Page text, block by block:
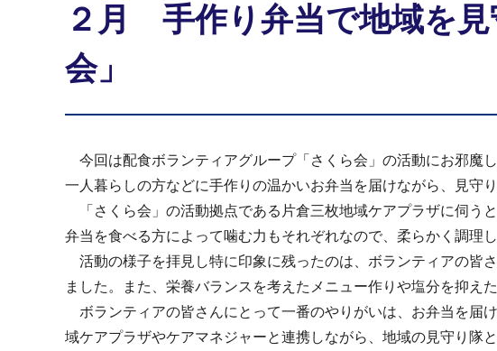
２月 手作り弁当で地域を
会」
今回は配食ボランティアグループ「さくら会」の活動にお邪魔
一人暮らしの方などに手作りの温かいお弁当を届けながら、見守
「さくら会」の活動拠点である片倉三枚地域ケアプラザに伺う
弁当を食べる方によって噛む力もそれぞれなので、柔らかく調理し
活動の様子を拝見し特に印象に残ったのは、ボランティアの皆
ました。また、栄養バランスを考えたメニュー作りや塩分を抑え
ボランティアの皆さんにとって一番のやりがいは、お弁当を届
域ケアプラザやケアマネジャーと連携しながら、地域の見守り隊